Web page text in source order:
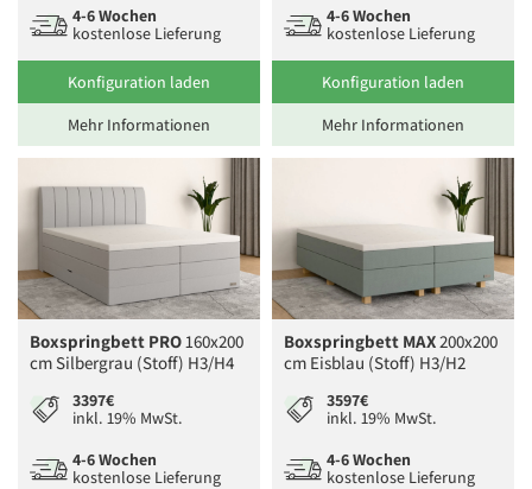
4-6 Wochen
kostenlose Lieferung
Konfiguration laden
Mehr Informationen
4-6 Wochen
kostenlose Lieferung
Konfiguration laden
Mehr Informationen
Boxspringbett PRO160x200
cm Silbergrau (Stoff) H3/H4
3397€
inkl. 19% MwSt.
4-6 Wochen
kostenlose Lieferung
Boxspringbett MAX200x200
cm Eisblau (Stoff) H3/H2
3597€
inkl. 19% MwSt.
4-6 Wochen
kostenlose Lieferung